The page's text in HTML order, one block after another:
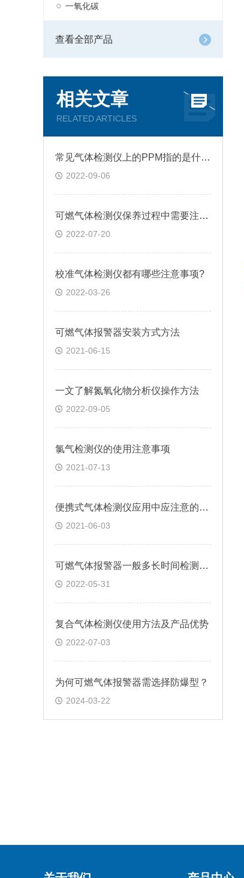
一氧化碳
查看全部产品
相关文章
RELATED ARTICLES
常见气体检测仪上的PPM指的是什么?
2022-09-06
可燃气体检测仪保养过程中需要注意的几点问题
2022-07-20
校准气体检测仪都有哪些注意事项?
2022-03-26
可燃气体报警器安装方式方法
2021-06-15
一文了解氮氧化物分析仪操作方法
2022-09-05
氯气检测仪的使用注意事项
2021-07-13
便携式气体检测仪应用中应注意的要点解析
2021-06-03
可燃气体报警器一般多长时间检测一次的
2022-05-31
复合气体检测仪使用方法及产品优势
2022-07-03
为何可燃气体报警器需选择防爆型？
2024-03-22